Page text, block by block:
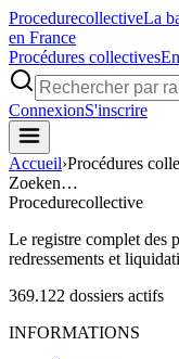
ProcedurecollectiveLa
en France
Procédures collectives
ConnexionS'inscrire
Accueil›Procédures
Zoeken…
Procedurecollective
Le registre complet des
redressements et
369.122 dossiers actifs
INFORMATIONS